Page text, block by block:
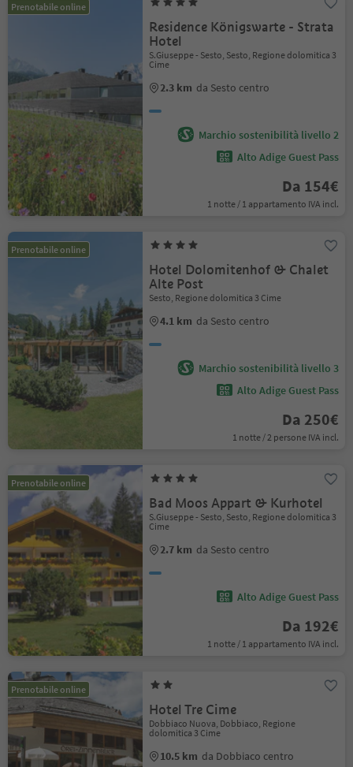
Prenotabile online
Residence Königswarte - Strata
Hotel
S.Giuseppe - Sesto, Sesto, Regione dolomitica 3
Cime
2.3 km da Sesto centro
Marchio sostenibilità livello 2
Alto Adige Guest Pass
Da 154€
1 notte / 1 appartamento IVA incl.
Prenotabile online
Hotel Dolomitenhof & Chalet
Alte Post
Sesto, Regione dolomitica 3 Cime
4.1 km da Sesto centro
Marchio sostenibilità livello 3
Alto Adige Guest Pass
Da 250€
1 notte / 2 persone IVA incl.
Prenotabile online
Bad Moos Appart & Kurhotel
S.Giuseppe - Sesto, Sesto, Regione dolomitica 3
Cime
2.7 km da Sesto centro
Alto Adige Guest Pass
Da 192€
1 notte / 1 appartamento IVA incl.
Prenotabile online
Hotel Tre Cime
Dobbiaco Nuova, Dobbiaco, Regione
dolomitica 3 Cime
10.5 km da Dobbiaco centro